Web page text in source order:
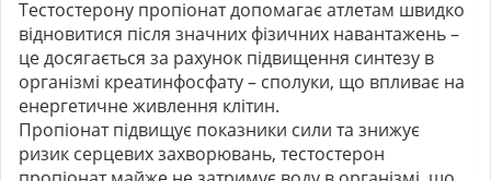
Тестостерону пропіонат допомагає атлетам швидко
відновитися після значних фізичних навантажень –
це досягається за рахунок підвищення синтезу в
організмі креатинфосфату – сполуки, що впливає на
енергетичне живлення клітин.
Пропіонат підвищує показники сили та знижує
ризик серцевих захворювань, тестостерон